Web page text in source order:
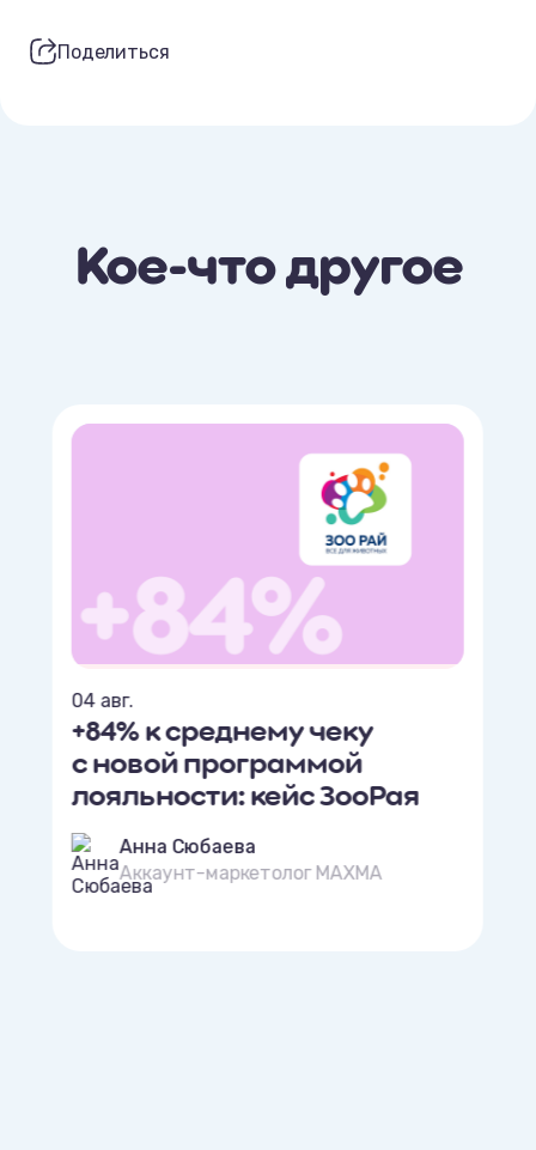
Поделиться
Кое-что другое
04 авг.
+84% к среднему чеку
с новой программой
лояльности: кейс ЗооРая
Анна Сюбаева
Аккаунт-маркетолог MAXMA